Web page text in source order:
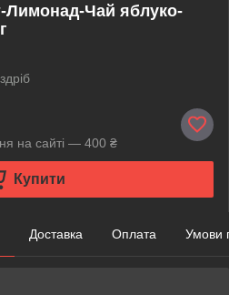
Лимонад-Чай яблуко-
на сайті — 400 ₴
Купити
Доставка Оплата Умови